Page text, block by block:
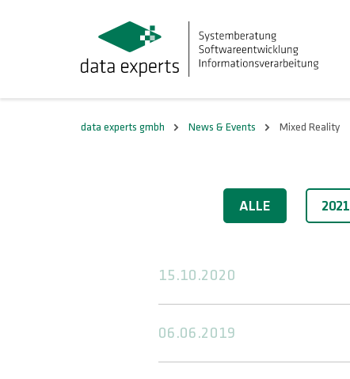
data experts gmbh News & Events Mixed Reality
ALLE 2021
15.10.2020
06.06.2019